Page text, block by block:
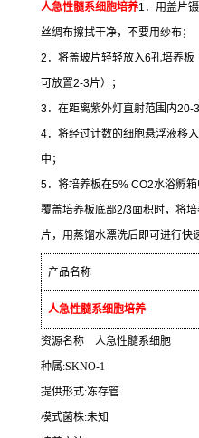
人急性髓系细胞培养1 ．用盖片
丝绸布擦拭干净，不要用纱布；
2 ．将盖玻片轻轻放入6孔培养板
可放置2-3片）；
3．在距离紫外灯直射范围内20-
4．将经过计数的细胞悬浮液移
中；
5．将培养板在5% CO2水浴孵箱
覆盖培养板底部2/3面积时，将
片，用蒸馏水漂洗后即可进行快
产品名称
人急性髓系细胞培养
资源名称 人急性髓系细胞
种属:SKNO-1
提供形式:冻存管
模式菌株:未知